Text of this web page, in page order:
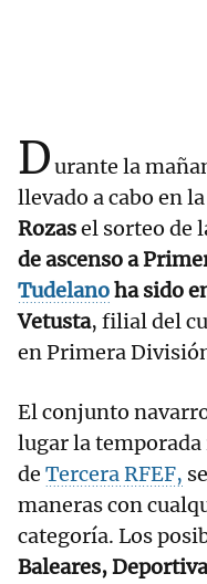
Durante la
llevado a cabo en la
Rozasel sorteo de
de ascenso a
Tudelanoha sido
Vetusta, filial del
en Primera
El conjunto
lugar la
de Tercera RFEF,
maneras con
categoría. Los
Baleares,